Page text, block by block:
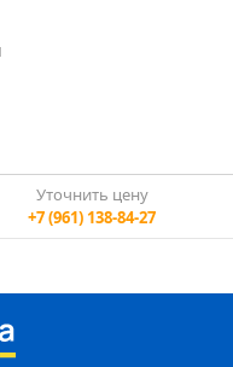
Уточнить цену
+7 (961) 138-84-27